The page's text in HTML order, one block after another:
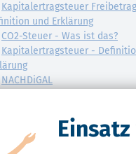
Kapitalertragsteuer
und Erklärung
CO2-Steuer - Was ist das?
Kapitalertragsteuer -
NACHDiGAL